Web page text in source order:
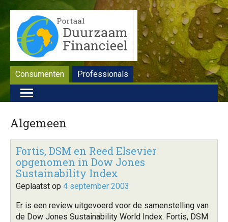
Consumenten Professionals
Algemeen
Fortis, DSM en Reed Elsevier
opgenomen in Dow Jones
Sustainability Index
Geplaatst op 4 september 2003
Er is een review uitgevoerd voor de samenstelling van
de Dow Jones Sustainability World Index. Fortis, DSM